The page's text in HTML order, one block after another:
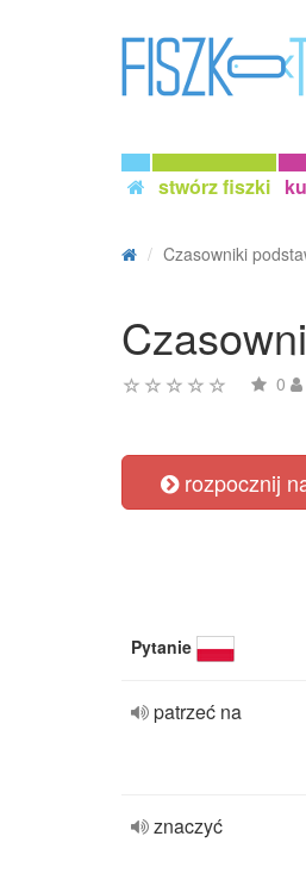
stwórz fiszki
Czasowniki
0
rozpocznij
Pytanie
patrzeć na
znaczyć